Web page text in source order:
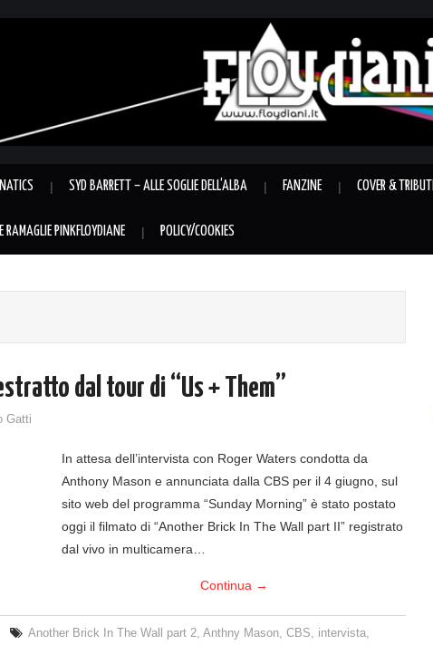
SYD BARRETT – ALLE SOGLIE DELL’ALBA FANZINE COVER & TRIBUTI
RAMAGLIE PINKFLOYDIANE POLICY/COOKIES
dal tour di “Us + Them”
Gatti
In attesa dell’intervista con Roger Waters condotta da
Anthony Mason e annunciata dalla CBS per il 4 giugno, sul
sito web del programma “Sunday Morning” è stato postato
oggi il filmato di “Another Brick In The Wall part II” registrato
dal vivo in multicamera…
Continua →
Another Brick In The Wall part 2 ,Anthny Mason ,CBS intervista